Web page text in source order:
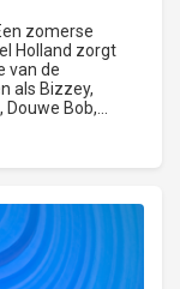
zomerse
Holland zorgt
van de
als Bizzey,
Bob,...